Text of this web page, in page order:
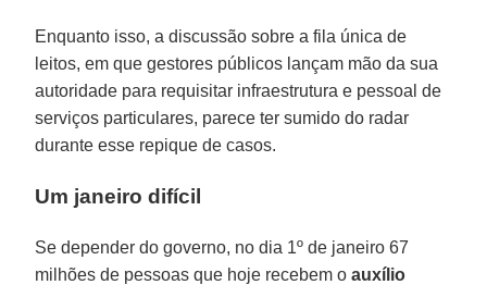
Enquanto isso, a discussão sobre a fila única de
leitos, em que gestores públicos lançam mão da sua
autoridade para requisitar infraestrutura e pessoal de
serviços particulares, parece ter sumido do radar
durante esse repique de casos.
Um janeiro difícil
Se depender do governo, no dia 1º de janeiro 67
milhões de pessoas que hoje recebem oauxílio